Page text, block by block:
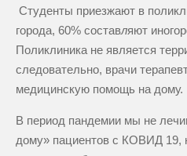
Студенты приезжают в
города, 60% составляют
Поликлиника не является
следовательно, врачи
медицинскую помощь на дому.
В период пандемии мы не
дому» пациентов с КОВИД 19,